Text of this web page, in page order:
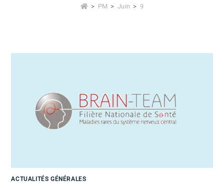
> PM > Juin > 9
ACTUALITÉS GÉNÉRALES